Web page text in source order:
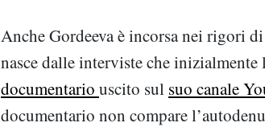
Anche Gordeeva è incorsa nei rigori
nasce dalle interviste che
documentario uscito sul suo canale
documentario non compare